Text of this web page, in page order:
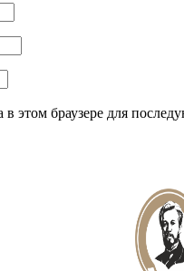
в этом браузере для